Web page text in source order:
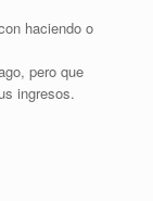
haciendo o
pero que
ingresos.